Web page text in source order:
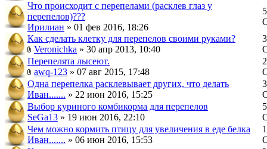
Что происходит с перепелами (расклев глаз у
перепелов)???
Ирилиан » 01 фев 2016, 18:26
5
Как сделать клетку для перепелов своими руками?
Veronichka » 30 апр 2013, 10:40
Перепелята лысеют.
awq-123 » 07 авг 2015, 17:48
2
Одна перепелка расклевывает других, что делать
Иван....... » 22 июн 2016, 15:25
3
Выбор куриного комбикорма для перепелов
SeGa13 » 19 июн 2016, 22:10
5
Чем можно кормить птицу для увеличения в еде белка
Иван....... » 06 июн 2016, 15:53
1